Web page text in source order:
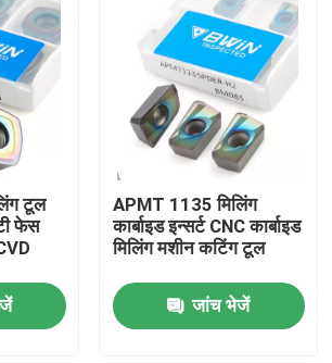
टूल
फेस
APMT 1135 मिलिंग
कार्बाइड इन्सर्ट CNC कार्बाइड
मिलिंग मशीन कटिंग टूल
जांच भेजें